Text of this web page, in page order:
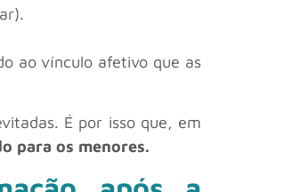
ao vínculo afetivo que as
É por isso que, em
para os menores.